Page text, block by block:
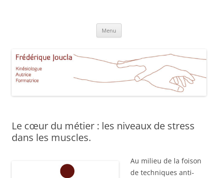
Aucamville Toulouse
Menu
Le cœur du métier : les niveaux de stress
dans les muscles.
Au milieu de la foison
de techniques anti-